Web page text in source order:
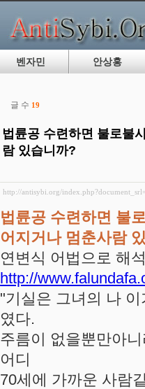
벤자민 안상홍
글 수 19
법륜공 수련하면 불로불
람 있습니까?
http://antisybi.org/
법륜공 수련하면 불
어지거나 멈춘사람
연변식 어법으로 해
http://
"기실은 그녀의 나
였다.
주름이 없을뿐만아
어디
70세에 가까운 사람